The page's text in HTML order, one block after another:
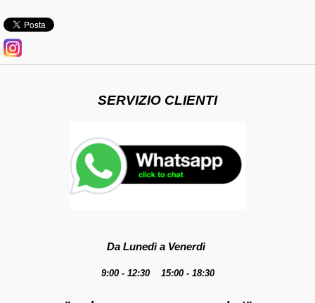
SERVIZIO CLIENTI
Da Lunedì a Venerdì
9:00 - 12:30 15:00 - 18:30